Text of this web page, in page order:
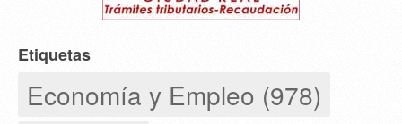
Etiquetas
Economía y Empleo (978)